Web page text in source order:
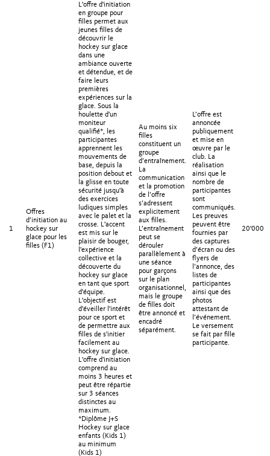
1
Offres
d’initiation au
hockey sur
glace pour les
filles (F1)
L'offre d'initiation
en groupe pour
filles permet aux
jeunes filles de
découvrir le
hockey sur glace
dans une
ambiance ouverte
et détendue, et de
faire leurs
premières
expériences sur la
glace. Sous la
houlette d'un
moniteur
qualifié*, les
participantes
apprennent les
mouvements de
base, depuis la
position debout et
la glisse en toute
sécurité jusqu'à
des exercices
ludiques simples
avec le palet et la
crosse. L'accent
est mis sur le
plaisir de bouger,
l'expérience
collective et la
découverte du
hockey sur glace
en tant que sport
d'équipe.
L'objectif est
d'éveiller l'intérêt
pour ce sport et
de permettre aux
filles de s'initier
facilement au
hockey sur glace.
L'offre d'initiation
comprend au
moins 3 heures et
peut être répartie
sur 3 séances
distinctes au
maximum.
*Diplôme J+S
Hockey sur glace
enfants (Kids 1)
au minimum
(Kids 1)
Au moins six
filles
constituent un
groupe
d’entraînement.
La
communication
et la promotion
de l’offre
s’adressent
explicitement
aux filles.
L’entraînement
peut se
dérouler
parallèlement à
une séance
pour garçons
sur le plan
organisationnel,
mais le groupe
de filles doit
être annoncé et
encadré
séparément.
L’offre est
annoncée
publiquement
et mise en
œuvre par le
club. La
réalisation
ainsi que le
nombre de
participantes
sont
communiqués.
Les preuves
peuvent être
fournies par
des captures
d’écran ou des
flyers de
l’annonce, des
listes de
participantes
ainsi que des
photos
attestant de
l’événement.
Le versement
se fait par fille
participante.